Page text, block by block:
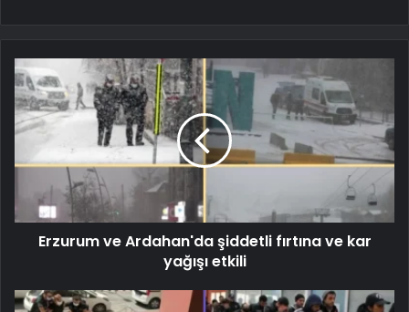
Erzurum ve Ardahan'da şiddetli fırtına ve kar
yağışı etkili